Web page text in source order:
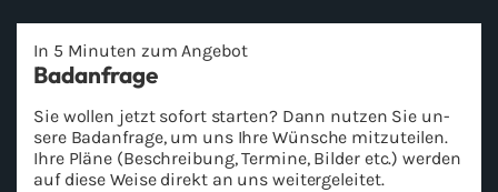
In 5 Mi­nu­ten zum An­ge­bot
Bad­an­fra­ge
Sie wol­len jetzt so­fort star­ten? Dann nut­zen Sie un­
se­re Bad­an­fra­ge, um uns Ihre Wün­sche mit­zu­tei­len.
Ihre Pläne (Be­schrei­bung, Ter­mi­ne, Bil­der etc.) wer­den
auf diese Weise di­rekt an uns wei­ter­ge­lei­tet.